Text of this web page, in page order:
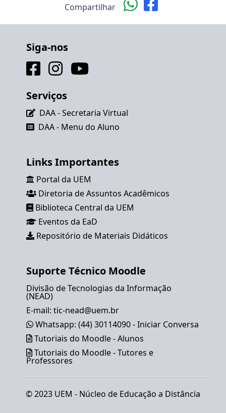
Compartilhar
Siga-nos
Serviços
DAA - Secretaria Virtual
DAA - Menu do Aluno
Links Importantes
Portal da UEM
Diretoria de Assuntos Acadêmicos
Biblioteca Central da UEM
Eventos da EaD
Repositório de Materiais Didáticos
Suporte Técnico Moodle
Divisão de Tecnologias da Informação
(NEAD)
E-mail: tic-nead@uem.br
Whatsapp: (44) 30114090 - Iniciar Conversa
Tutoriais do Moodle - Alunos
Tutoriais do Moodle - Tutores e
Professores
© 2023 UEM - Núcleo de Educação a Distância